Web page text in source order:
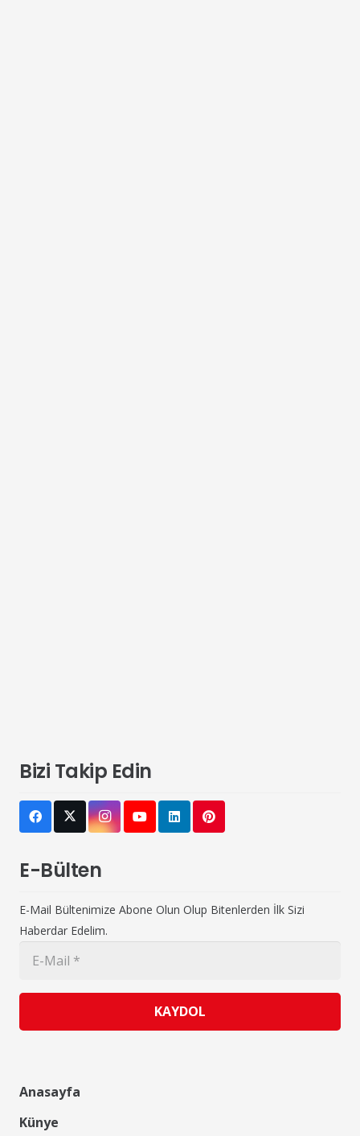
Bizi Takip Edin
E-Bülten
E-Mail Bültenimize Abone Olun Olup Bitenlerden İlk Sizi
Haberdar Edelim.
KAYDOL
Anasayfa
Künye